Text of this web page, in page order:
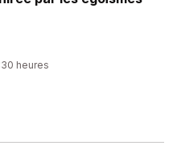
heures